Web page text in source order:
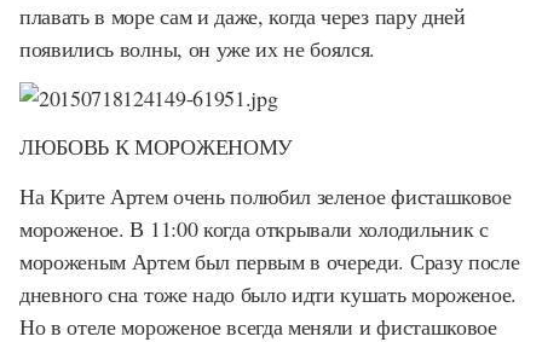
плавать в море сам и даже, когда через пару дней
появились волны, он уже их не боялся.
ЛЮБОВЬ К МОРОЖЕНОМУ
На Крите Артем очень полюбил зеленое фисташковое
мороженое. В 11:00 когда открывали холодильник с
мороженым Артем был первым в очереди. Сразу после
дневного сна тоже надо было идти кушать мороженое.
Но в отеле мороженое всегда меняли и фисташковое